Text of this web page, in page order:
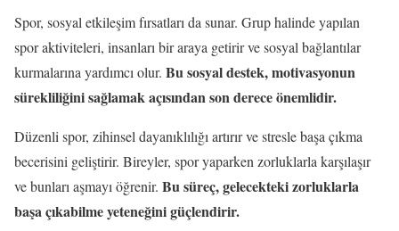
Spor, sosyal etkileşim fırsatları da sunar. Grup halinde yapılan
spor aktiviteleri, insanları bir araya getirir ve sosyal bağlantılar
kurmalarına yardımcı olur. Bu sosyal destek, motivasyonun
sürekliliğini sağlamak açısından son derece önemlidir.
Düzenli spor, zihinsel dayanıklılığı artırır ve stresle başa çıkma
becerisini geliştirir. Bireyler, spor yaparken zorluklarla karşılaşır
ve bunları aşmayı öğrenir. Bu süreç, gelecekteki zorluklarla
başa çıkabilme yeteneğini güçlendirir.